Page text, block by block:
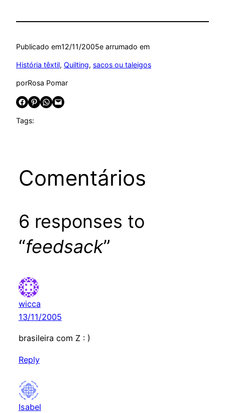
Publicado em12/11/2005e arrumado em
História têxtil, Quilting, sacos ou taleigos
porRosa Pomar
Share on Facebook Share on Pinterest Share on WhatsApp Email this Page
Tags:
Comentários
6 responses to
“feedsack”
wicca
13/11/2005
brasileira com Z : )
Reply
Isabel